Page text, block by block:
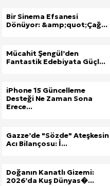
Bir Sinema Efsanesi
Dönüyor: &amp;quot;Çağ...
Mücahit Şengül’den
Fantastik Edebiyata Güçl...
iPhone 15 Güncelleme
Desteği Ne Zaman Sona
Erece...
Gazze’de "Sözde" Ateşkesin
Acı Bilançosu: İ...
Doğanın Kanatlı Gizemi:
2026’da Kuş Dünyas�...